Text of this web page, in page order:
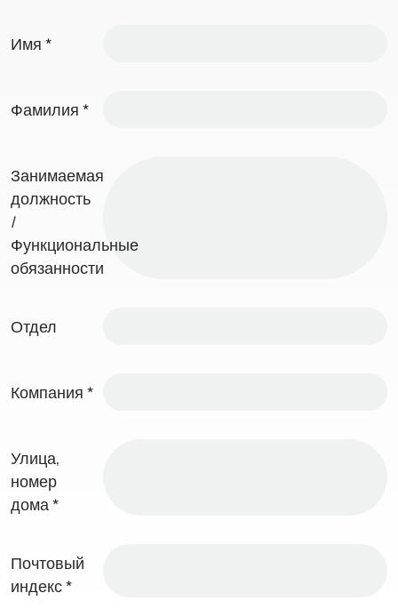
Имя *
Фамилия *
Занимаемая
должность
/
Функциональные
обязанности
Отдел
Компания *
Улица,
номер
дома *
Почтовый
индекс*